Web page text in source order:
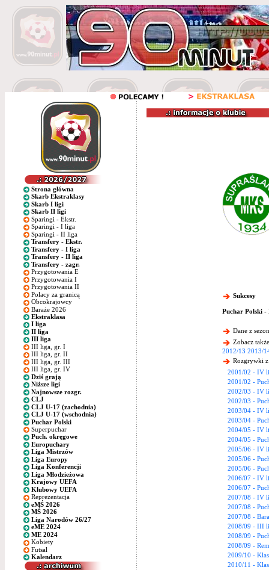
Strona główna
Skarb Ekstraklasy
Skarb I ligi
Skarb II ligi
Sparingi - Ekstr.
Sparingi - I liga
Sparingi - II liga
Transfery - Ekstr.
Transfery - I liga
Transfery - II liga
Transfery - zagr.
Przygotowania E
Przygotowania I
Przygotowania II
Polacy za granicą
Obcokrajowcy
Baraże 2026
Ekstraklasa
I liga
II liga
III liga
III liga, gr. I
III liga, gr. II
III liga, gr. III
III liga, gr. IV
Dziś grają
Niższe ligi
Najnowsze rozgr.
CLJ
CLJ U-17 (zachodnia)
CLJ U-17 (wschodnia)
Puchar Polski
Superpuchar
Puch. okręgowe
Europuchary
Liga Mistrzów
Liga Europy
Liga Konferencji
Liga Młodzieżowa
Krajowy UEFA
Klubowy UEFA
Reprezentacja
eMŚ 2026
MŚ 2026
Liga Narodów 26/27
eME 2024
ME 2024
Kobiety
Futsal
Kalendarz
Sukcesy
Puchar Polski -
Dane z
Zobacz
2012/13 2013/
Rozgrywki z
2001/02 - IV
2001/02 -
2002/03 - IV
2002/03 -
2003/04 - IV
2003/04 -
2004/05 - IV
2004/05 -
2005/06 - IV
2005/06 -
2005/06 -
2006/07 - IV
2006/07 -
2007/08 - IV
2007/08 -
2007/08 -
2008/09 - III
2008/09 -
2008/09 -
2009/10 -
2010/11 -